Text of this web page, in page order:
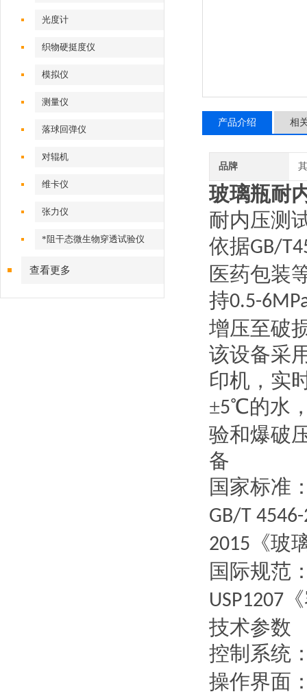
光度计
织物硬挺度仪
模拟仪
测量仪
落球回弹仪
对辊机
维卡仪
张力仪
*阻干态微生物穿透试验仪
查看更多
产品介绍 相
品牌
玻璃瓶耐
耐内压测
依据GB/
医药包装
持0.5-
增压至破
该设备采
印机，实
±5℃的水
验和爆破
备
国家标准
GB/T
2015 《玻
国际规范
USP1207
技术参数
控制系统
操作界面